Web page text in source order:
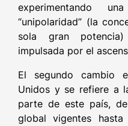
experimentando
“unipolaridad” (la
sola gran
impulsada por el
El segundo cambio
Unidos y se refiere a
parte de este país,
global vigentes